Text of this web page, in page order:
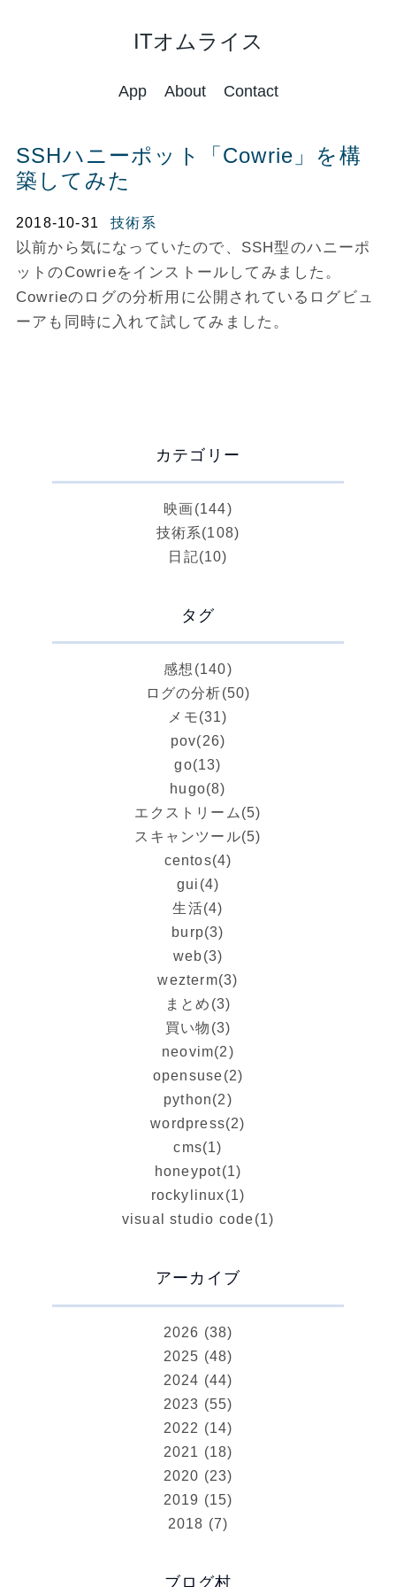
ITオムライス
App About Contact
SSHハニーポット「Cowrie」を構
築してみた
2018-10-31 技術系
以前から気になっていたので、SSH型のハニーポ
ットのCowrieをインストールしてみました。
Cowrieのログの分析用に公開されているログビュ
ーアも同時に入れて試してみました。
カテゴリー
映画(144)
技術系(108)
日記(10)
タグ
感想 (140)
ログの分析(50)
メモ(31)
pov(26)
go(13)
hugo(8)
エクストリーム (5)
スキャンツール(5)
centos(4)
gui (4)
生活(4)
burp(3)
web(3)
wezterm(3)
まとめ (3)
買い物 (3)
neovim(2)
opensuse(2)
python(2)
wordpress(2)
cms(1)
honeypot(1)
rockylinux(1)
visual studio code(1)
アーカイブ
2026 (38)
2025 (48)
2024 (44)
2023 (55)
2022 (14)
2021 (18)
2020 (23)
2019 (15)
2018 (7)
ブログ村